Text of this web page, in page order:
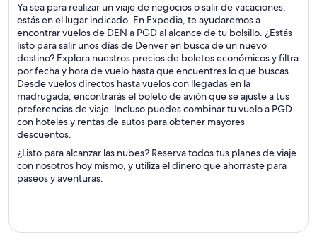
Ya sea para realizar un viaje de negocios o salir de vacaciones,
estás en el lugar indicado. En Expedia, te ayudaremos a
encontrar vuelos de DEN a PGD al alcance de tu bolsillo. ¿Estás
listo para salir unos días de Denver en busca de un nuevo
destino? Explora nuestros precios de boletos económicos y filtra
por fecha y hora de vuelo hasta que encuentres lo que buscas.
Desde vuelos directos hasta vuelos con llegadas en la
madrugada, encontrarás el boleto de avión que se ajuste a tus
preferencias de viaje. Incluso puedes combinar tu vuelo a PGD
con hoteles y rentas de autos para obtener mayores
descuentos.
¿Listo para alcanzar las nubes? Reserva todos tus planes de viaje
con nosotros hoy mismo, y utiliza el dinero que ahorraste para
paseos y aventuras.